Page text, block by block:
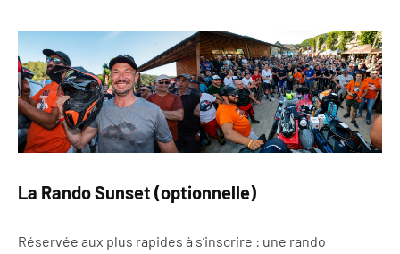
La Rando Sunset (optionnelle)
Réservée aux plus rapides à s’inscrire : une rando